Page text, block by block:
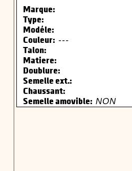
Marque:
Type:
Modéle:
Couleur: ---
Talon:
Matiere:
Doublure:
Semelle ext.:
Chaussant:
Semelle amovible: NON